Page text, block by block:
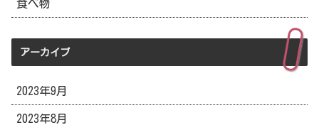
食べ物
アーカイブ
2023年9月
2023年8月